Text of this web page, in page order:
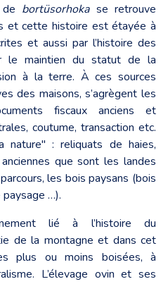
bortüsorhokase retrouve
et cette histoire est étayée à
et aussi par l’histoire des
le maintien du statut de la
à la terre. À ces sources
des maisons, s’agrègent les
fiscaux anciens et
coutume, transaction etc.
: reliquats de haies,
que sont les landes
les bois paysans (bois
…).
lié à l’histoire du
de la montagne et dans cet
plus ou moins boisées, à
L’élevage ovin et ses